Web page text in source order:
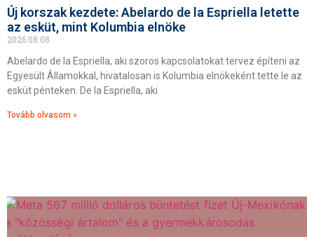
Új korszak kezdete: Abelardo de la Espriella letette
az esküt, mint Kolumbia elnöke
2026.08.08.
Abelardo de la Espriella, aki szoros kapcsolatokat tervez építeni az
Egyesült Államokkal, hivatalosan is Kolumbia elnökeként tette le az
esküt pénteken. De la Espriella, aki
Tovább olvasom »